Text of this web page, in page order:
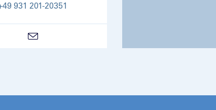
931 201-20351